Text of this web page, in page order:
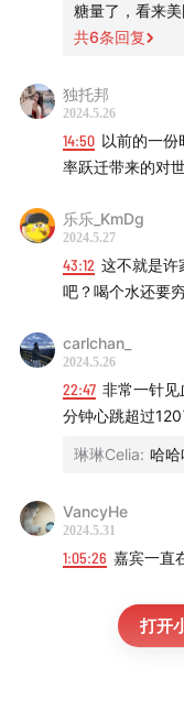
糖量了，看来美
共6条回复
独托邦
2024.5.26
14:50 以前的一份
率跃迁带来的对
乐乐_KmDg
2024.5.27
43:12 这不就是
吧？喝个水还要
carlchan_
2024.5.26
22:47 非常一针
分钟心跳超过
琳琳Celia: 哈哈
VancyHe
2024.5.31
1:05:26 嘉宾一直
打开